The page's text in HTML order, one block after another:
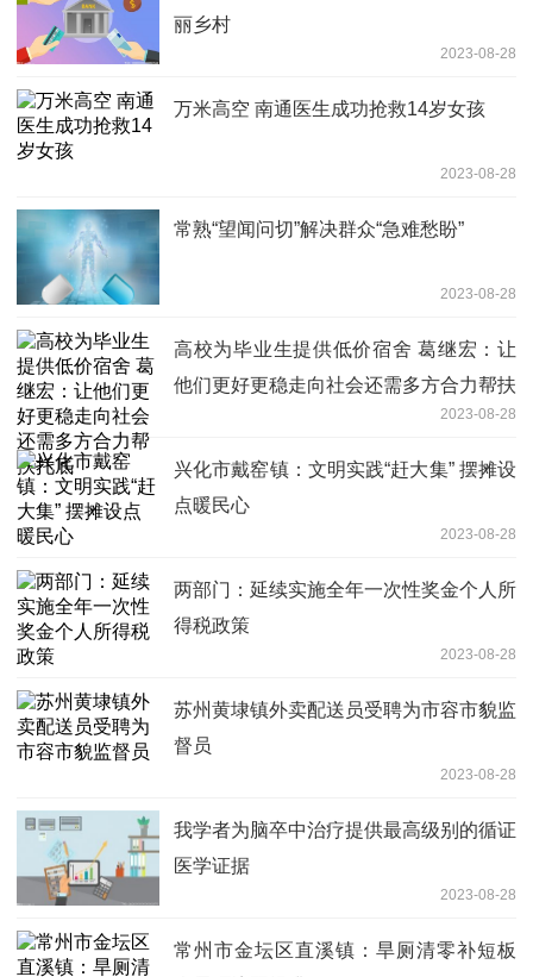
丽乡村
2023-08-28
万米高空 南通医生成功抢救14岁女孩
2023-08-28
常熟“望闻问切”解决群众“急难愁盼”
2023-08-28
高校为毕业生提供低价宿舍 葛继宏：让
他们更好更稳走向社会还需多方合力帮扶
2023-08-28
兴化市戴窑镇：文明实践“赶大集” 摆摊设
点暖民心
2023-08-28
两部门：延续实施全年一次性奖金个人所
得税政策
2023-08-28
苏州黄埭镇外卖配送员受聘为市容市貌监
督员
2023-08-28
我学者为脑卒中治疗提供最高级别的循证
医学证据
2023-08-28
常州市金坛区直溪镇：旱厕清零补短板